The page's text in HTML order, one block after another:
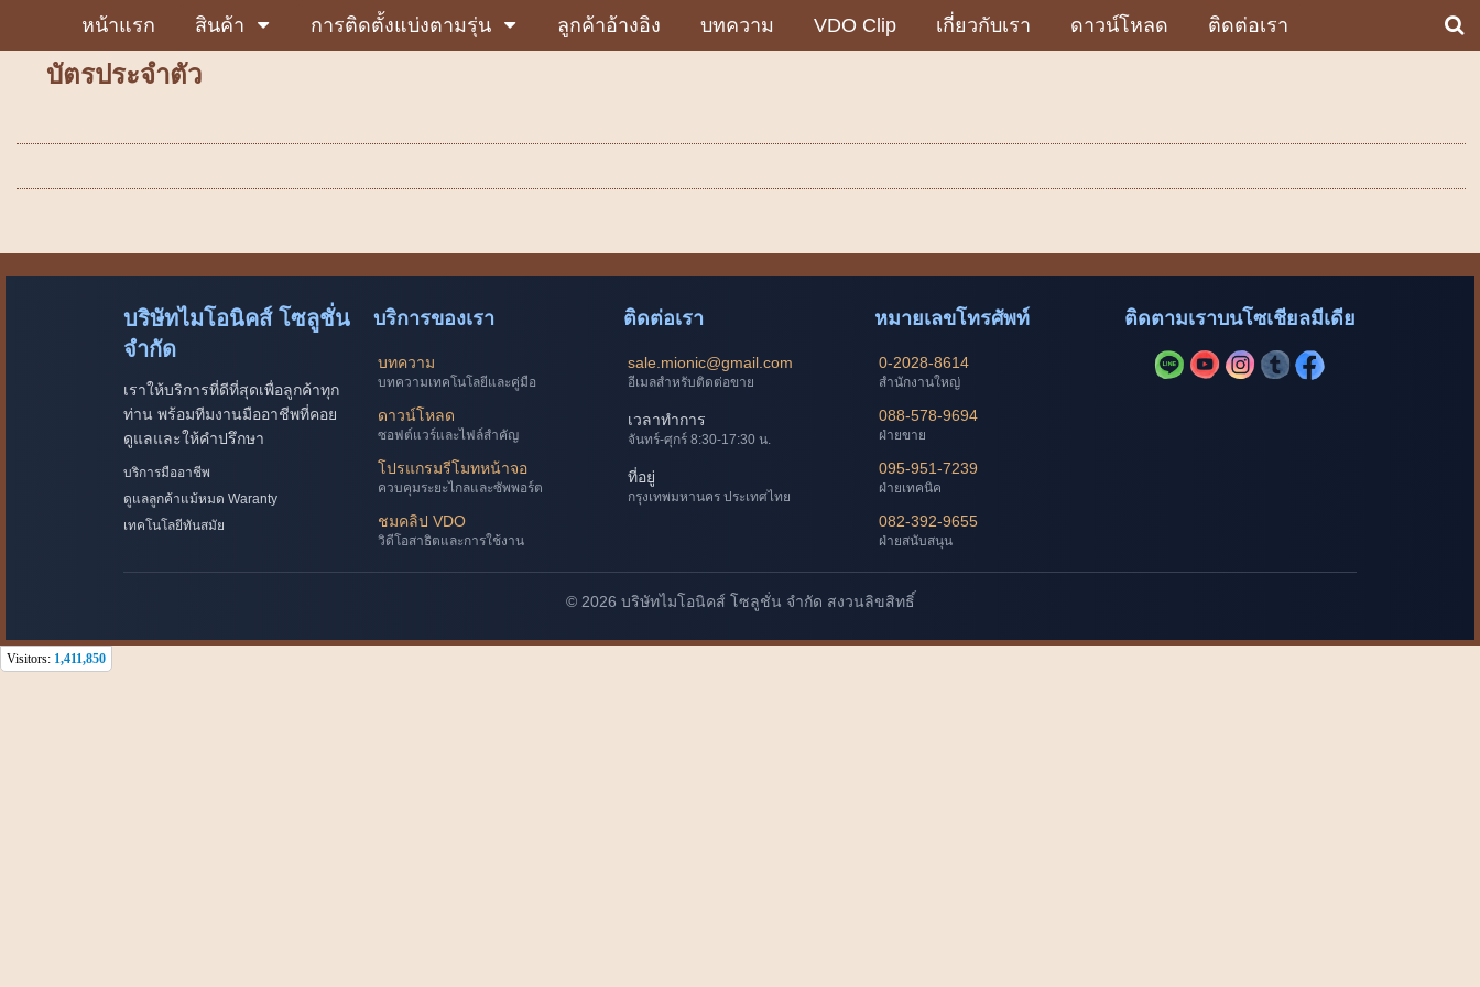
หน้าแรก สินค้า การติดตั้งแบ่งตามรุ่น ลูกค้าอ้างอิง บทความ VDO Clip เกี่ยวกับเรา ดาวน์โหลด ติดต่อเรา
บัตรประจำตัว
บริษัทไมโอนิคส์ โซลูชั่น
จำกัด
เราให้บริการที่ดีที่สุดเพื่อลูกค้าทุก
ท่าน พร้อมทีมงานมืออาชีพที่คอย
ดูแลและให้คำปรึกษา
บริการมืออาชีพ
ดูแลลูกค้าแม้หมด Waranty
เทคโนโลยีทันสมัย
บริการของเรา
บทความ
บทความเทคโนโลยีและคู่มือ
ดาวน์โหลด
ซอฟต์แวร์และไฟล์สำคัญ
โปรแกรมรีโมทหน้าจอ
ควบคุมระยะไกลและซัพพอร์ต
ชมคลิป VDO
วิดีโอสาธิตและการใช้งาน
ติดต่อเรา
sale.mionic@gmail.com
อีเมลสำหรับติดต่อขาย
เวลาทำการ
จันทร์-ศุกร์ 8:30-17:30 น.
ที่อยู่
กรุงเทพมหานคร ประเทศไทย
หมายเลขโทรศัพท์
0-2028-8614
สำนักงานใหญ่
088-578-9694
ฝ่ายขาย
095-951-7239
ฝ่ายเทคนิค
082-392-9655
ฝ่ายสนับสนุน
ติดตามเราบนโซเชียลมีเดีย
© 2026 บริษัทไมโอนิคส์ โซลูชั่น จำกัด สงวนลิขสิทธิ์
Visitors: 1,411,850